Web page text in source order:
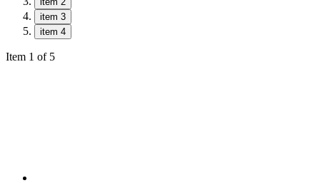
item 3
item 4
Item 1 of 5